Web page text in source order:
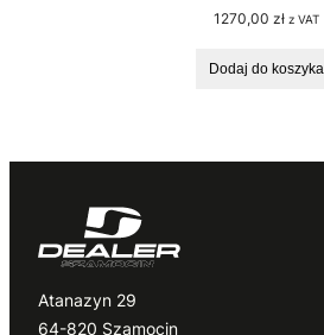
1270,00 zł z VAT
Dodaj do koszyka
Atanazyn 29
64-820 Szamocin